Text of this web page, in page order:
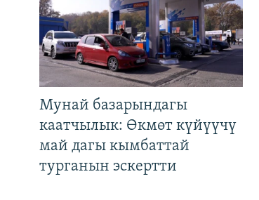
Мунай базарындагы
каатчылык: Өкмөт күйүүчү
май дагы кымбаттай
турганын эскертти